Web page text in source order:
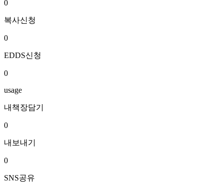
0
복사신청
0
EDDS신청
0
usage
내책장담기
0
내보내기
0
SNS공유